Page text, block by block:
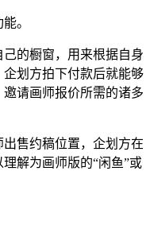
。
的橱窗，用来根据自身
划方拍下付款后就能够
请画师报价所需的诸多
售约稿位置，企划方在
解为画师版的“闲鱼”或